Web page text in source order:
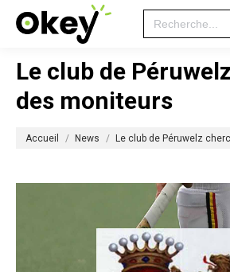
Search
for:
Le club de
des moniteurs
Accueil News Le club de Péruwelz